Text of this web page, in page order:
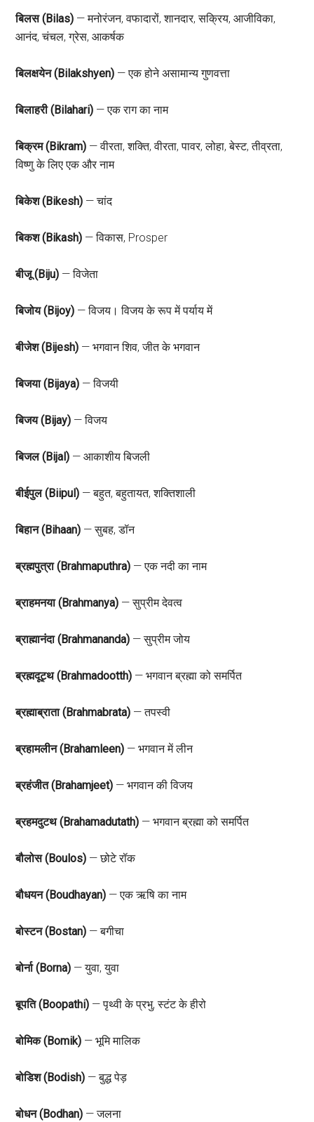
बिलस (Bilas) — मनोरंजन, वफादारों, शानदार, सक्रिय, आजीविका,
आनंद, चंचल, ग्रेस, आकर्षक
बिलक्षयेन (Bilakshyen) — एक होने असामान्य गुणवत्ता
बिलाहरी (Bilahari) — एक राग का नाम
बिक्रम (Bikram) — वीरता, शक्ति, वीरता, पावर, लोहा, बेस्ट, तीव्रता,
विष्णु के लिए एक और नाम
बिकेश (Bikesh) — चांद
बिकश (Bikash) — विकास, Prosper
बीजू (Biju) — विजेता
बिजोय (Bijoy) — विजय। विजय के रूप में पर्याय में
बीजेश (Bijesh) — भगवान शिव, जीत के भगवान
बिजया (Bijaya) — विजयी
बिजय (Bijay) — विजय
बिजल (Bijal) — आकाशीय बिजली
बीईपुल (Biipul) — बहुत, बहुतायत, शक्तिशाली
बिहान (Bihaan) — सुबह, डॉन
ब्रह्मपुत्रा (Brahmaputhra) — एक नदी का नाम
ब्राहमनया (Brahmanya) — सुप्रीम देवत्व
ब्राह्मानंदा (Brahmananda) — सुप्रीम जोय
ब्रह्मदूट्थ (Brahmadootth) — भगवान ब्रह्मा को समर्पित
ब्रह्माब्राता (Brahmabrata) — तपस्वी
ब्रहामलीन (Brahamleen) — भगवान में लीन
ब्रहंजीत (Brahamjeet) — भगवान की विजय
ब्रहमदुटथ (Brahamadutath) — भगवान ब्रह्मा को समर्पित
बौलोस (Boulos) — छोटे रॉक
बौधयन (Boudhayan) — एक ऋषि का नाम
बोस्टन (Bostan) — बगीचा
बोर्ना (Borna) — युवा, युवा
बूपति (Boopathi) — पृथ्वी के प्रभु, स्टंट के हीरो
बोमिक (Bomik) — भूमि मालिक
बोडिश (Bodish) — बुद्ध पेड़
बोधन (Bodhan) — जलना